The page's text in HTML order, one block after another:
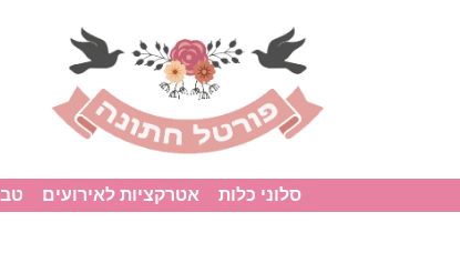
סלוני כלות אטרקציות לאירועים